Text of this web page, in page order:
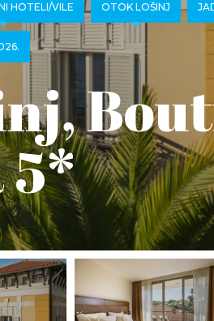
HOTELI/VILE OTOK LOŠINJ
5*